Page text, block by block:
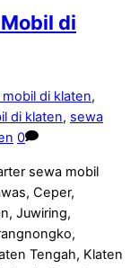
di
di klaten,
di klaten, sewa
0
sewa mobil
Ceper,
Juwiring,
Tengah, Klaten